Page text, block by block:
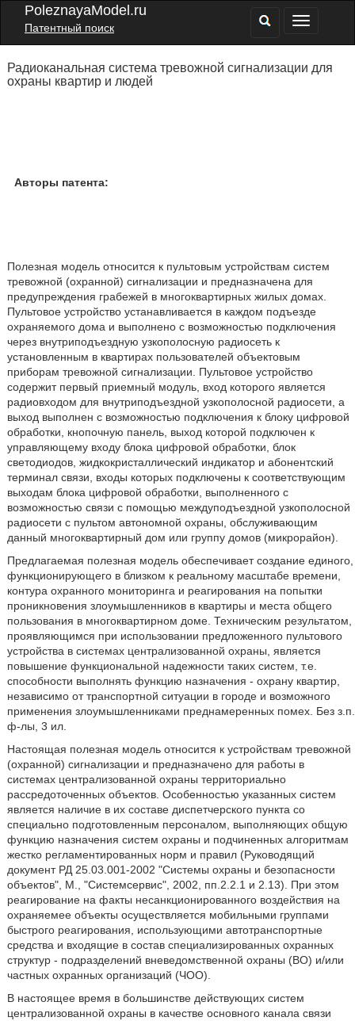
PoleznayaModel.ru
Патентный поиск
Радиоканальная система тревожной сигнализации для
охраны квартир и людей
Авторы патента:
Полезная модель относится к пультовым устройствам систем
тревожной (охранной) сигнализации и предназначена для
предупреждения грабежей в многоквартирных жилых домах.
Пультовое устройство устанавливается в каждом подъезде
охраняемого дома и выполнено с возможностью подключения
через внутриподъездную узкополосную радиосеть к
установленным в квартирах пользователей объектовым
приборам тревожной сигнализации. Пультовое устройство
содержит первый приемный модуль, вход которого является
радиовходом для внутриподъездной узкополосной радиосети, а
выход выполнен с возможностью подключения к блоку цифровой
обработки, кнопочную панель, выход которой подключен к
управляющему входу блока цифровой обработки, блок
светодиодов, жидкокристаллический индикатор и абонентский
терминал связи, входы которых подключены к соответствующим
выходам блока цифровой обработки, выполненного с
возможностью связи с помощью междуподъездной узкополосной
радиосети с пультом автономной охраны, обслуживающим
данный многоквартирный дом или группу домов (микрорайон).
Предлагаемая полезная модель обеспечивает создание единого,
функционирующего в близком к реальному масштабе времени,
контура охранного мониторинга и реагирования на попытки
проникновения злоумышленников в квартиры и места общего
пользования в многоквартирном доме. Техническим результатом,
проявляющимся при использовании предложенного пультового
устройства в системах централизованной охраны, является
повышение функциональной надежности таких систем, т.е.
способности выполнять функцию назначения - охрану квартир,
независимо от транспортной ситуации в городе и возможного
применения злоумышленниками преднамеренных помех. Без з.п.
ф-лы, 3 ил.
Настоящая полезная модель относится к устройствам тревожной
(охранной) сигнализации и предназначено для работы в
системах централизованной охраны территориально
рассредоточенных объектов. Особенностью указанных систем
является наличие в их составе диспетчерского пункта со
специально подготовленным персоналом, выполняющих общую
функцию назначения систем охраны и подчиненных алгоритмам
жестко регламентированных норм и правил (Руководящий
документ РД 25.03.001-2002 "Системы охраны и безопасности
объектов", М., "Системсервис", 2002, пп.2.2.1 и 2.13). При этом
реагирование на факты несанкционированного воздействия на
охраняемее объекты осуществляется мобильными группами
быстрого реагирования, использующими автотранспортные
средства и входящие в состав специализированных охранных
структур - подразделений вневедомственной охраны (ВО) и/или
частных охранных организаций (ЧОО).
В настоящее время в большинстве действующих систем
централизованной охраны в качестве основного канала связи